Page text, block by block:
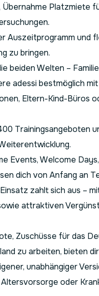
Platzmiete
Auszeitprogramm und
zu bringen.
beiden Welten –
adessi bestmöglich
Eltern-Kind-Büros
Trainingsangeboten
Events, Welcome
dich von Anfang an
zahlt sich aus –
attraktiven
Zuschüsse für das
zu arbeiten, bieten
unabhängiger
oder